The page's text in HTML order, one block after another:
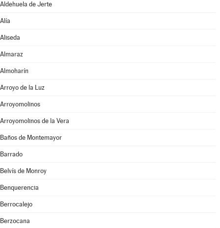
Aldehuela de Jerte
Alía
Aliseda
Almaraz
Almoharín
Arroyo de la Luz
Arroyomolinos
Arroyomolinos de la Vera
Baños de Montemayor
Barrado
Belvís de Monroy
Benquerencia
Berrocalejo
Berzocana